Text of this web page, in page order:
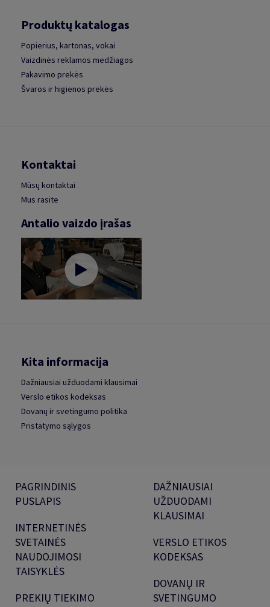
Produktų katalogas
Popierius, kartonas, vokai
Vaizdinės reklamos medžiagos
Pakavimo prekės
Švaros ir higienos prekės
Kontaktai
Mūsų kontaktai
Mus rasite
Antalio vaizdo įrašas
Kita informacija
Dažniausiai užduodami klausimai
Verslo etikos kodeksas
Dovanų ir svetingumo politika
Pristatymo sąlygos
PAGRINDINIS
PUSLAPIS
INTERNETINĖS
SVETAINĖS
NAUDOJIMOSI
TAISYKLĖS
PREKIŲ TIEKIMO
DAŽNIAUSIAI
UŽDUODAMI
KLAUSIMAI
VERSLO ETIKOS
KODEKSAS
DOVANŲ IR
SVETINGUMO